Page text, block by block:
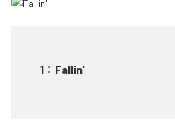
1 ： Fallin'